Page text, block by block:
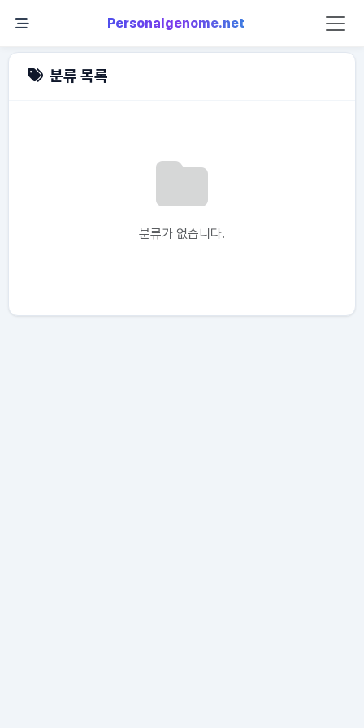
Personalgenome.net
분류 목록
분류가 없습니다.